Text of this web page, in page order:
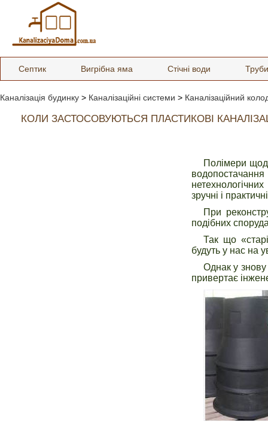
Септик Вигрібна яма Стічні води Труби
Каналізація будинку > Каналізаційні системи > Каналізаційний
КОЛИ ЗАСТОСОВУЮТЬСЯ ПЛАСТИКОВІ
Полімери
зручні і
При
подібних
Так що
будуть у нас на
Однак у знову
привертає